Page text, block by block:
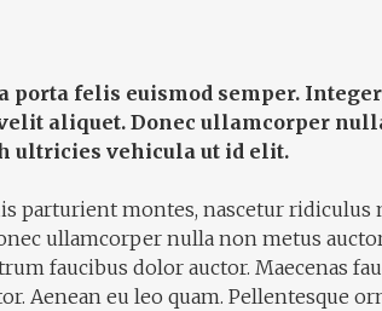
porta felis euismod semper.
aliquet. Donec ullamcorper
ultricies vehicula ut id elit.
parturient montes, nascetur ridiculus
ullamcorper nulla non metus
faucibus dolor auctor. Maecenas
Aenean eu leo quam. Pellentesque